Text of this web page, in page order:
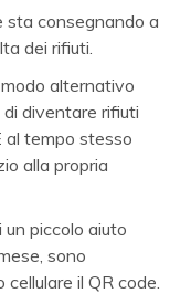
sta consegnando a
dei rifiuti.
alternativo
diventare rifiuti
al tempo stesso
alla propria
piccolo aiuto
sono
il QR code.